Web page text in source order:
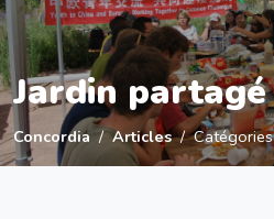
Jardin partagé
Concordia Articles Catégories